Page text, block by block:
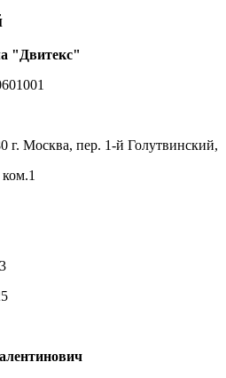
"Двитекс"
г. Москва, пер. 1-й Голутвинский,